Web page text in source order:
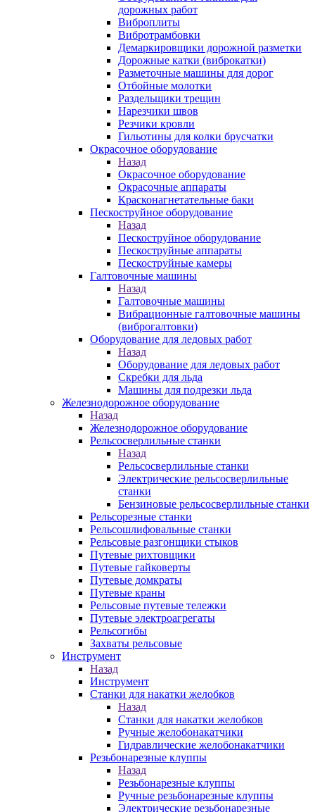
дорожных работ
Виброплиты
Вибротрамбовки
Демаркировщики дорожной разметки
Дорожные катки (виброкатки)
Разметочные машины для дорог
Отбойные молотки
Раздельщики трещин
Нарезчики швов
Резчики кровли
Гильотины для колки брусчатки
Окрасочное оборудование
Назад
Окрасочное оборудование
Окрасочные аппараты
Красконагнетательные баки
Пескоструйное оборудование
Назад
Пескоструйное оборудование
Пескоструйные аппараты
Пескоструйные камеры
Галтовочные машины
Назад
Галтовочные машины
Вибрационные галтовочные машины
(виброгалтовки)
Оборудование для ледовых работ
Назад
Оборудование для ледовых работ
Скребки для льда
Машины для подрезки льда
Железнодорожное оборудование
Назад
Железнодорожное оборудование
Рельсосверлильные станки
Назад
Рельсосверлильные станки
Электрические рельсосверлильные
станки
Бензиновые рельсосверлильные станки
Рельсорезные станки
Рельсошлифовальные станки
Рельсовые разгонщики стыков
Путевые рихтовщики
Путевые гайковерты
Путевые домкраты
Путевые краны
Рельсовые путевые тележки
Путевые электроагрегаты
Рельсогибы
Захваты рельсовые
Инструмент
Назад
Инструмент
Станки для накатки желобков
Назад
Станки для накатки желобков
Ручные желобонакатчики
Гидравлические желобонакатчики
Резьбонарезные клуппы
Назад
Резьбонарезные клуппы
Ручные резьбонарезные клуппы
Электрические резьбонарезные